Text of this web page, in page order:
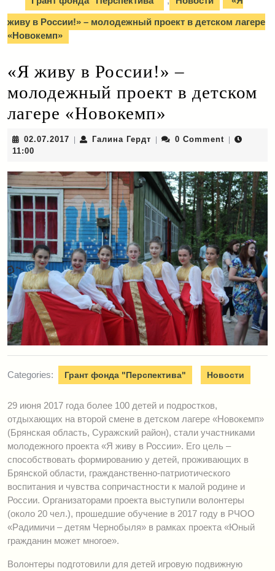
живу в России!» – молодежный проект в детском лагере
«Новокемп»
«Я живу в России!» –
молодежный проект в детском
лагере «Новокемп»
02.07.2017 02.07.2017Галина Гердт Галина0 Comment
11:00
Categories: Грант фонда "Перспектива" Новости
29 июня 2017 года более 100 детей и подростков,
отдыхающих на второй смене в детском лагере «Новокемп»
(Брянская область, Суражский район), стали участниками
молодежного проекта «Я живу в России». Его цель –
способствовать формированию у детей, проживающих в
Брянской области, гражданственно-патриотического
воспитания и чувства сопричастности к малой родине и
России. Организаторами проекта выступили волонтеры
(около 20 чел.), прошедшие обучение в 2017 году в РЧОО
«Радимичи – детям Чернобыля» в рамках проекта «Юный
гражданин может многое».
Волонтеры подготовили для детей игровую подвижную